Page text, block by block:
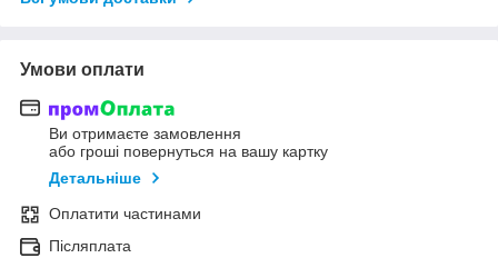
Умови оплати
Ви отримаєте замовлення
або гроші повернуться на вашу картку
Детальніше
Оплатити частинами
Післяплата